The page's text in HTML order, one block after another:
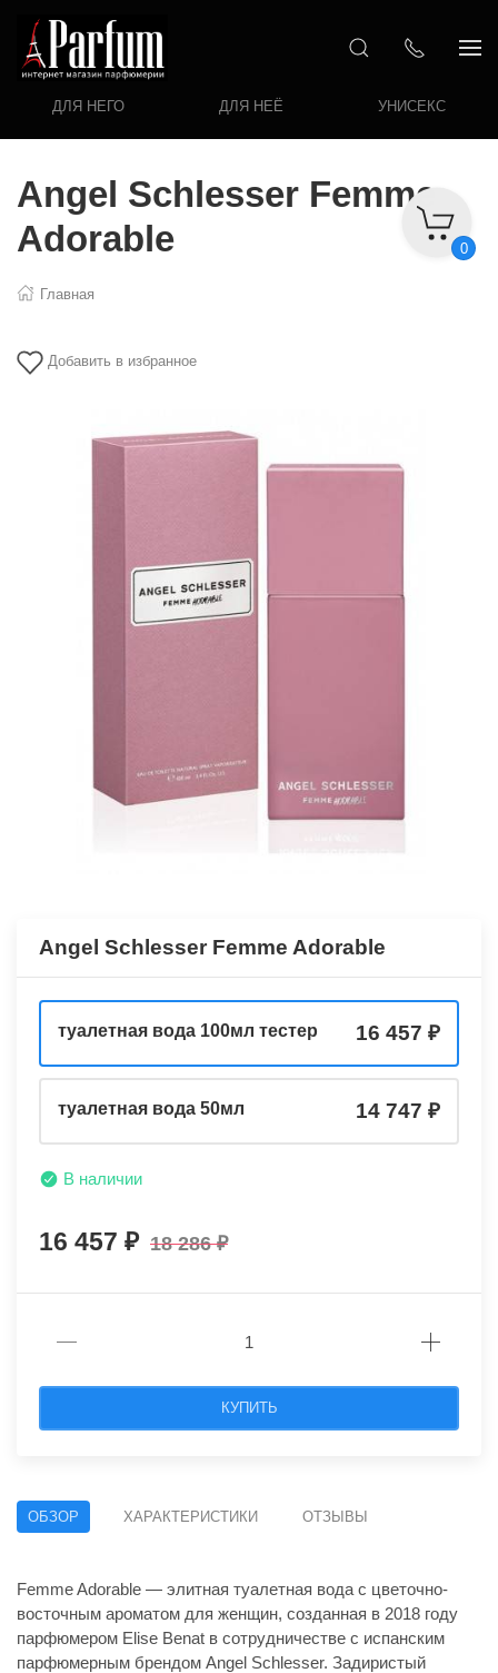
ДЛЯ НЕГО ДЛЯ НЕЁ УНИСЕКС
0
Angel Schlesser Femme
Adorable
Главная
Добавить в избранное
Angel Schlesser Femme Adorable
туалетная вода 100мл тестер 16 457
туалетная вода 50мл 14 747
В наличии
16 457 18 286
КУПИТЬ
ОБЗОР ХАРАКТЕРИСТИКИ ОТЗЫВЫ
Femme Adorable — элитная туалетная вода с цветочно-
восточным ароматом для женщин, созданная в 2018 году
парфюмером Elise Benat в сотрудничестве с испанским
парфюмерным брендом Angel Schlesser. Задиристый